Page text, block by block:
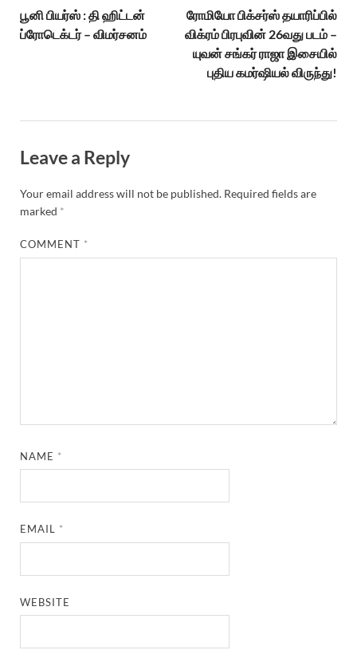
பூனி பியர்ஸ் : தி ஹிட்டன்
ப்ரோடெக்டர் – விமர்சனம்
ரோமியோ பிக்சர்ஸ் தயாரிப்பில்
விக்ரம் பிரபுவின் 26வது படம் –
யுவன் சங்கர் ராஜா இசையில்
புதிய கமர்ஷியல் விருந்து!
Leave a Reply
Your email address will not be published. Required fields are
marked *
COMMENT *
NAME *
EMAIL *
WEBSITE